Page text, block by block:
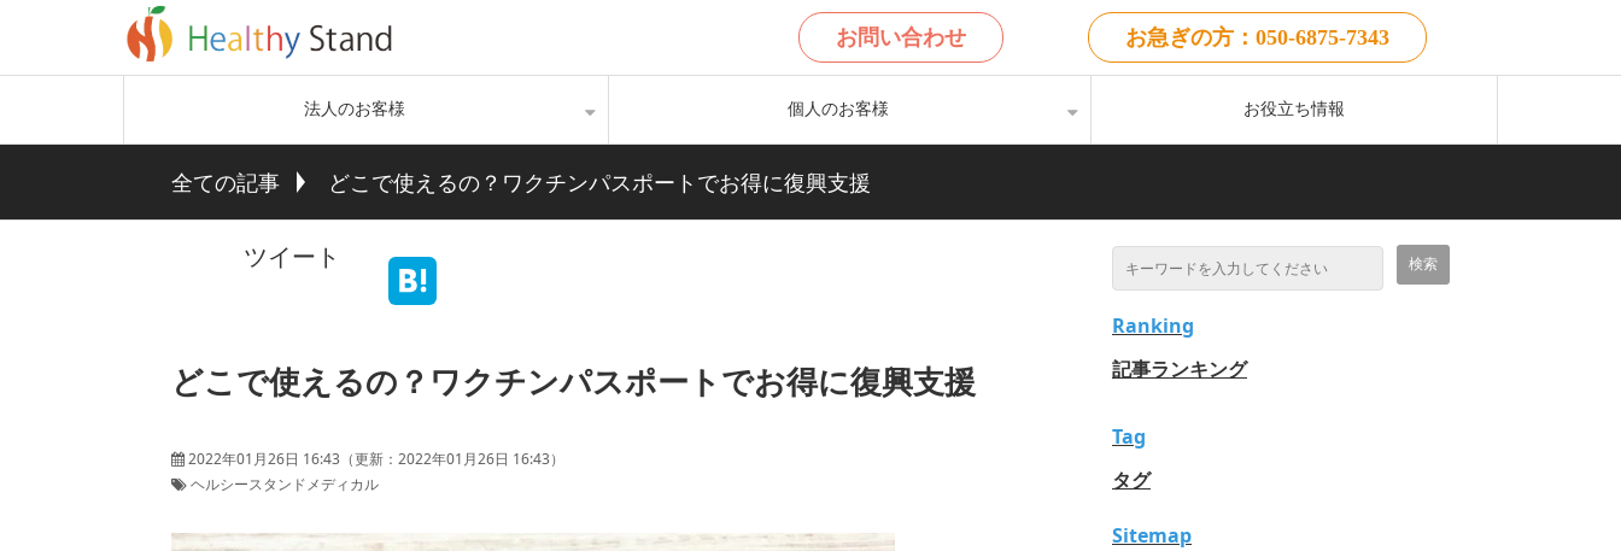
お問い合わせ お急ぎの方：050-6875-7343
法人のお客様 個人のお客様 お役立ち情報
全ての記事 どこで使えるの？ワクチンパスポートでお得に復興支援
ツイート
どこで使えるの？ワクチンパスポートでお得に復興支援
2022年01月26日 16:43 （更新： 2022年01月26日 16:43）
ヘルシースタンドメディカル
Ranking
記事ランキング
Tag
タグ
Sitemap